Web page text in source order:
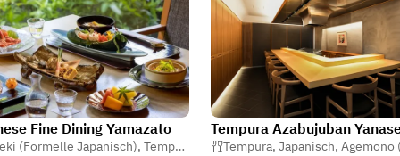
Fine Dining Yamazato
(Formelle Japanisch), Tempura
Shabu Shabu (Heißer Topf)
Tempura Azabujuban
Tempura, Japanisch, Agemono